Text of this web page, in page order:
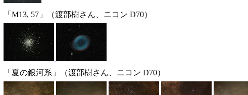
「M13, 57」（渡部樹さん、ニコン D70）
「夏の銀河系」（渡部樹さん、ニコン D70）